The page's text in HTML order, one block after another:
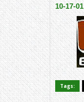
10-17-01
Tags: